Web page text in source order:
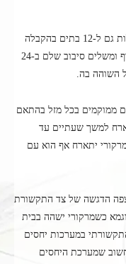
את מפת הלידה עצמה נהוג לחלק כמו 12 המזלות גם ל-12 בתים בהקבלה
ל-24 שעות היום כאשר כדור הארץ נע ללא הרף ומשלים סיבוב שלם ב-24
השוהה בה.
ממוקמים בכל מזל בהתאם
למשך שעתיים עד
יתארח אף הוא עם
הדגשה של צד התקשורת
כשמרקורי ישהה בבית
במערכות יחסים
חשוב שמערכת היחסים